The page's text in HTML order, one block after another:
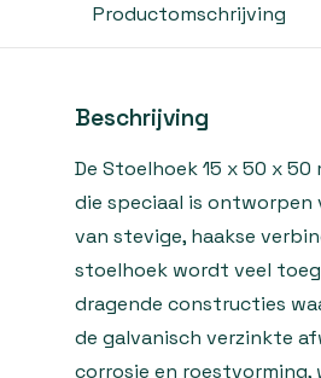
Productomschrijving
Beschrijving
De Stoelhoek 15 x 50 x
die speciaal is ontworpen
van stevige, haakse
stoelhoek wordt veel
dragende constructies
de galvanisch verzinkte
corrosie en roestvorming,